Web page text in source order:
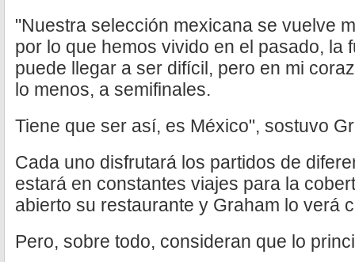
"Nuestra selección mexicana se vuelve
por lo que hemos vivido en el pasado, la
puede llegar a ser difícil, pero en mi
lo menos, a semifinales.
Tiene que ser así, es México", sostuvo
Cada uno disfrutará los partidos de
estará en constantes viajes para la
abierto su restaurante y Graham lo verá
Pero, sobre todo, consideran que lo